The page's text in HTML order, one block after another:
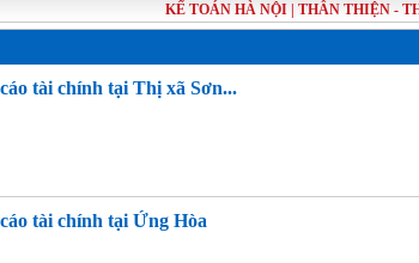
KẾ TOÁN HÀ NỘI | THÂN THIỆN -
tài chính tại Thị xã Sơn...
tài chính tại Ứng Hòa